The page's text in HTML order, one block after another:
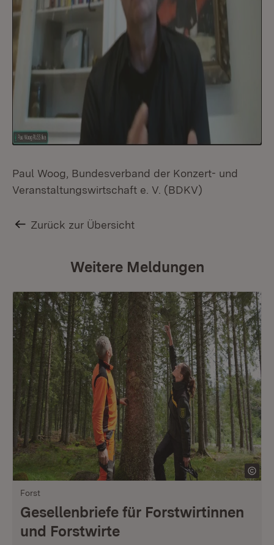
Paul Woog, Bundesverband der Konzert- und
Veranstaltungswirtschaft e. V. (BDKV)
Zurück zur Übersicht
Weitere Meldungen
Forst
Gesellenbriefe für Forstwirtinnen
und Forstwirte